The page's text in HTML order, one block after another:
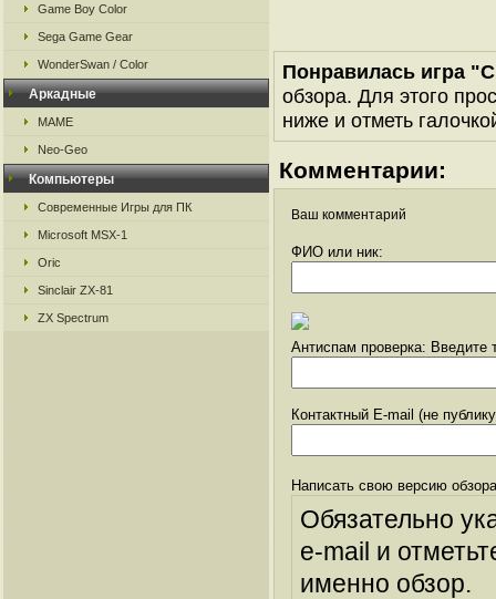
Game Boy Color
Sega Game Gear
WonderSwan / Color
Аркадные
MAME
Neo-Geo
Компьютеры
Современные Игры для ПК
Microsoft MSX-1
Oric
Sinclair ZX-81
ZX Spectrum
Понравилась игра
обзора. Для этого
ниже и отметь
Комментарии:
Ваш комментарий
ФИО или ник:
Антиспам проверка: Введите
Контактный E-mail (не
Написать свою версию
Обязательно
e-mail и
именно обзор.